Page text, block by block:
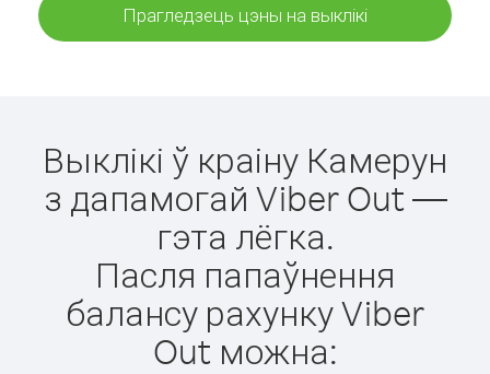
Прагледзець цэны на выклікі
Выклікі ў краіну Камерун
з дапамогай Viber Out —
гэта лёгка.
Пасля папаўнення
балансу рахунку Viber
Out можна: